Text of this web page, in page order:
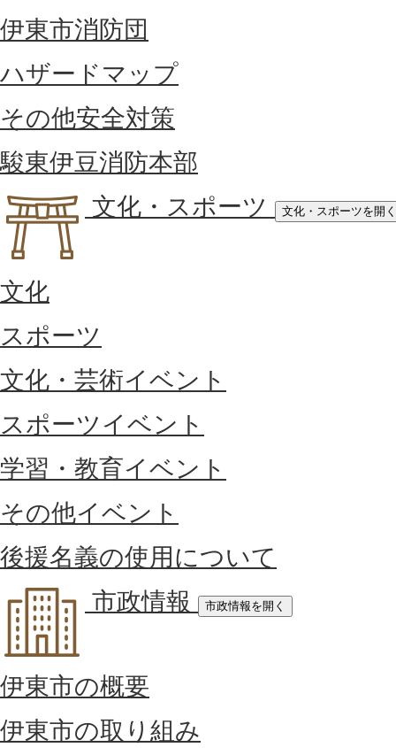
伊東市消防団
ハザードマップ
その他安全対策
駿東伊豆消防本部
文化・スポーツ
文化・スポーツを開く
文化
スポーツ
文化・芸術イベント
スポーツイベント
学習・教育イベント
その他イベント
後援名義の使用について
市政情報
市政情報を開く
伊東市の概要
伊東市の取り組み